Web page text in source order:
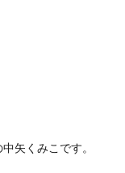
矢くみこです。